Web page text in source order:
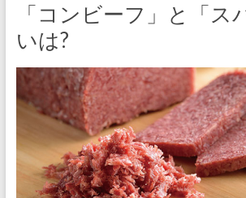
「コンビーフ」と「ス
いは?